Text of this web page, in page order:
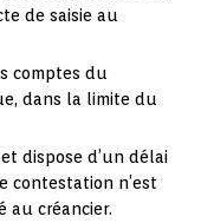
de saisie au
comptes du
dans la limite du
dispose d’un délai
contestation n’est
au créancier.